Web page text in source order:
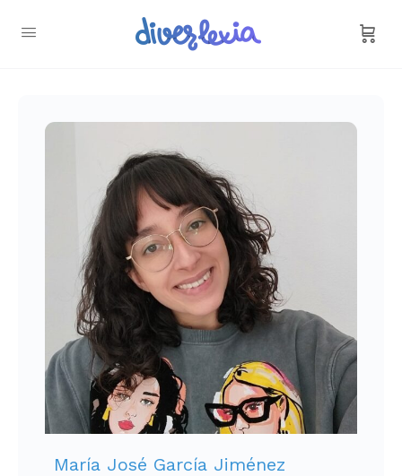
María José García Jiménez